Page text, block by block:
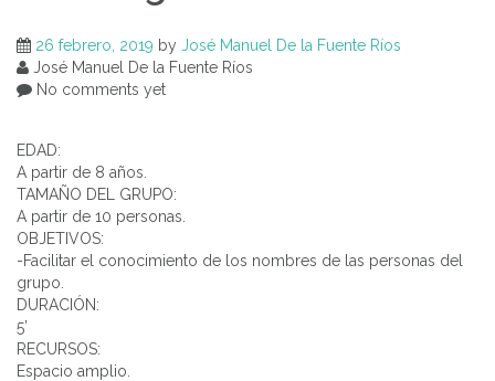
26 febrero, 2019 by José Manuel De la Fuente Ríos
José Manuel De la Fuente Ríos
No comments yet
EDAD:
A partir de 8 años.
TAMAÑO DEL GRUPO:
A partir de 10 personas.
OBJETIVOS:
-Facilitar el conocimiento de los nombres de las personas del
grupo.
DURACIÓN:
5’
RECURSOS:
Espacio amplio.